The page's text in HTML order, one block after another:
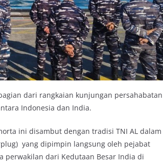
dari rangkaian kunjungan persahabatan
Indonesia dan India.
ini disambut dengan tradisi TNI AL dalam
yang dipimpin langsung oleh pejabat
perwakilan dari Kedutaan Besar India di